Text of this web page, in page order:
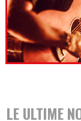
LE ULTIME